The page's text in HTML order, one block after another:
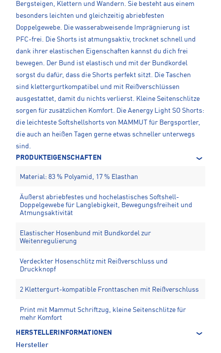
Bergsteigen, Klettern und Wandern. Sie besteht aus einem
besonders leichten und gleichzeitig abriebfesten
Doppelgewebe. Die wasserabweisende Imprägnierung ist
PFC-frei. Die Shorts ist atmungsaktiv, trocknet schnell und
dank ihrer elastischen Eigenschaften kannst du dich frei
bewegen. Der Bund ist elastisch und mit der Bundkordel
sorgst du dafür, dass die Shorts perfekt sitzt. Die Taschen
sind klettergurtkompatibel und mit Reißverschlüssen
ausgestattet, damit du nichts verlierst. Kleine Seitenschlitze
sorgen für zusätzlichen Komfort. Die Aenergy Light SO Shorts:
die leichteste Softshellshorts von MAMMUT für Bergsportler,
die auch an heißen Tagen gerne etwas schneller unterwegs
sind.
PRODUKTEIGENSCHAFTEN
Material: 83 % Polyamid, 17 % Elasthan
Äußerst abriebfestes und hochelastisches Softshell-
Doppelgewebe für Langlebigkeit, Bewegungsfreiheit und
Atmungsaktivität
Elastischer Hosenbund mit Bundkordel zur
Weitenregulierung
Verdeckter Hosenschlitz mit Reißverschluss und
Druckknopf
2 Klettergurt-kompatible Fronttaschen mit Reißverschluss
Print mit Mammut Schriftzug, kleine Seitenschlitze für
mehr Komfort
HERSTELLERINFORMATIONEN
Hersteller